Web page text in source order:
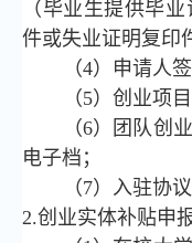
（毕业生提供毕
件或失业证明复印
（4）申请人
（5）创业项
（6）团队创
电子档；
（7）入驻协
2.创业实体补贴申